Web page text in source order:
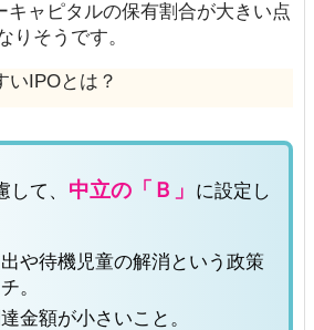
キャピタルの保有割合が大きい点
りそうです。
いIPOとは？
て、 中立の「Ｂ」
に設定し
や待機児童の解消という政策
。
金額が小さいこと。